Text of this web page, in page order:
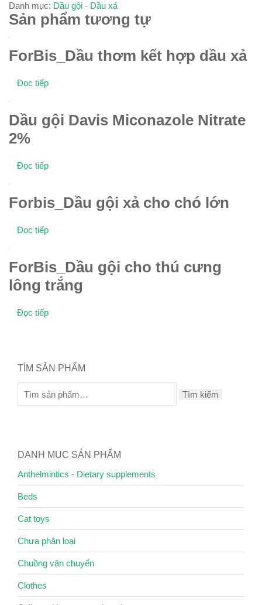
Danh mục: Dầu gội - Dầu xả
Sản phẩm tương tự
ForBis_Dầu thơm kết hợp dầu xả
Đọc tiếp
Dầu gội Davis Miconazole Nitrate
2%
Đọc tiếp
Forbis_Dầu gội xả cho chó lớn
Đọc tiếp
ForBis_Dầu gội cho thú cưng
lông trắng
Đọc tiếp
TÌM SẢN PHẨM
Tìm kiếm
DANH MỤC SẢN PHẨM
Anthelmintics - Dietary supplements
Beds
Cat toys
Chưa phân loại
Chuồng vận chuyển
Clothes